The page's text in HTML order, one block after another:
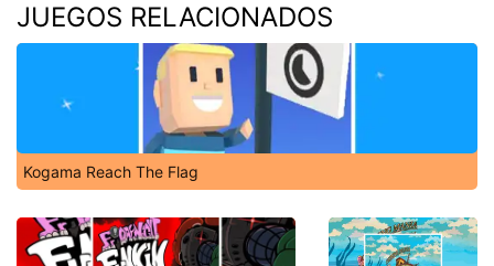
JUEGOS RELACIONADOS
Kogama Reach The Flag